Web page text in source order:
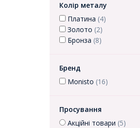
Колір металу
Платина (4)
Золото (2)
Бронза (8)
Бренд
Monisto (16)
Просування
Акційні товари (5)